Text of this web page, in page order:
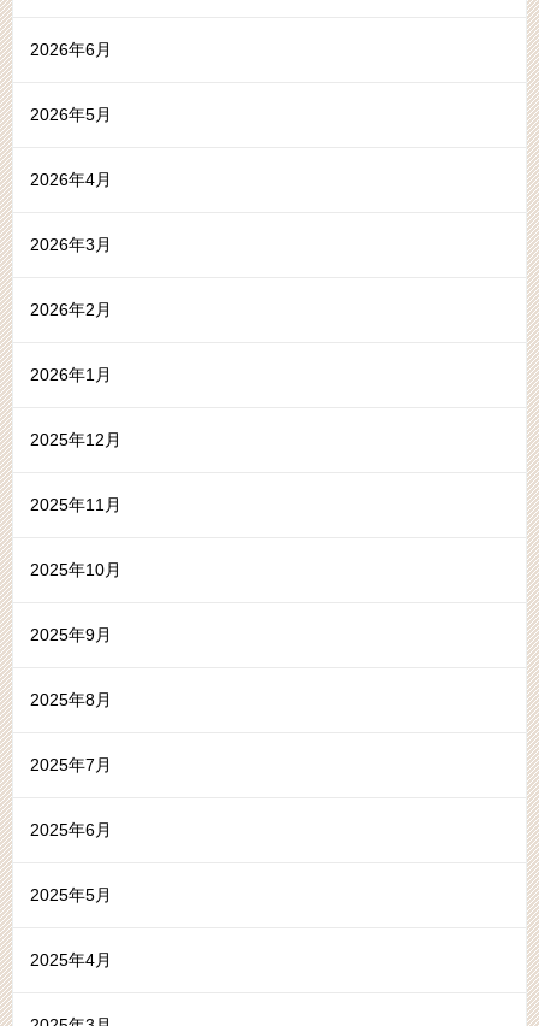
2026年6月
2026年5月
2026年4月
2026年3月
2026年2月
2026年1月
2025年12月
2025年11月
2025年10月
2025年9月
2025年8月
2025年7月
2025年6月
2025年5月
2025年4月